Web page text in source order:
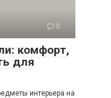
0
комфорт,
для
интерьера на